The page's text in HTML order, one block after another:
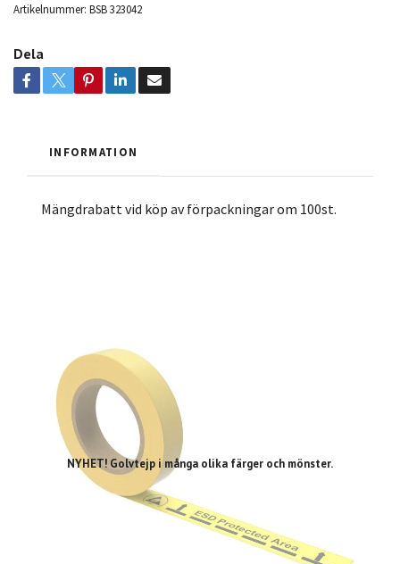
NYHET! Golvtejp i många olika färger och mönster.
Artikelnummer: BSB 323042
Dela
INFORMATION
Mängdrabatt vid köp av förpackningar om 100st.